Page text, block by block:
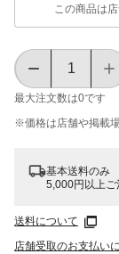
この商品は
最大注文数は0です
※価格は​店舗や​掲載
基本送料のみ
5,000円以上
送料について
店舗受取のお支払い